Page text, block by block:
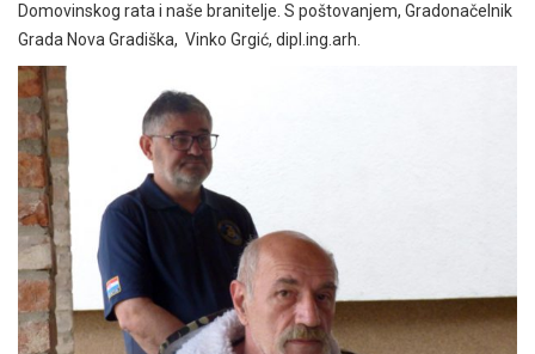
Domovinskog rata i naše branitelje. S poštovanjem, Gradonačelnik
Grada Nova Gradiška, Vinko Grgić, dipl.ing.arh.